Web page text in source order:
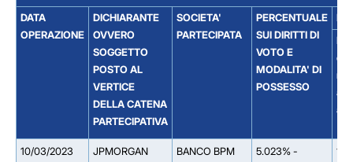
DATA
OPERAZIONE
DICHIARANTE
OVVERO
SOGGETTO
POSTO AL
VERTICE
DELLA CATENA
PARTECIPATIVA
SOCIETA'
PARTECIPATA
PERCENTUALE
SUI DIRITTI DI
VOTO E
MODALITA' DI
POSSESSO
di
ad
10/03/2023
JPMORGAN
BANCO BPM
5.023% -